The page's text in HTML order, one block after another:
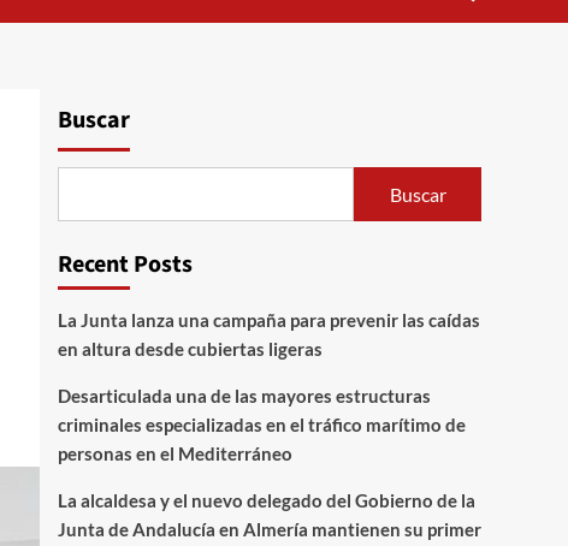
Buscar
Buscar
Recent Posts
La Junta lanza una campaña para prevenir las caídas
en altura desde cubiertas ligeras
Desarticulada una de las mayores estructuras
criminales especializadas en el tráfico marítimo de
personas en el Mediterráneo
La alcaldesa y el nuevo delegado del Gobierno de la
Junta de Andalucía en Almería mantienen su primer